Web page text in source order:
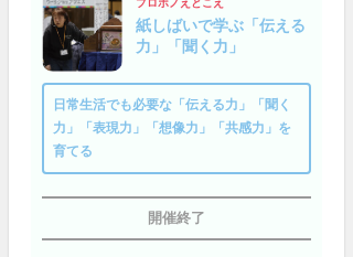
プロボノえとこえ
紙しばいで学ぶ「伝える
力」「聞く力」
日常生活でも必要な「伝える力」「聞く
力」「表現力」「想像力」「共感力」を
育てる
開催終了